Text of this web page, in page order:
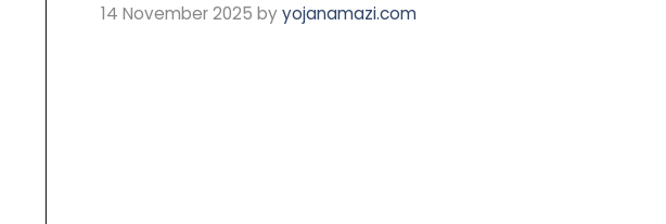
14 November 2025 by yojanamazi.com